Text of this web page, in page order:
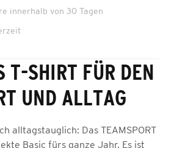
innerhalb von 30 Tagen
T-SHIRT FÜR DEN
UND ALLTAG
alltagstauglich: Das TEAMSPORT
Basic fürs ganze Jahr. Es ist